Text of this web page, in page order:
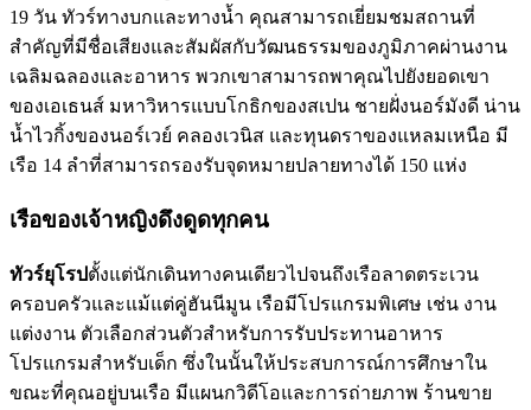
19 วัน ทัวร์ทางบกและทางน้ำ คุณสามารถเยี่ยมชมสถานที่
สำคัญที่มีชื่อเสียงและสัมผัสกับวัฒนธรรมของภูมิภาคผ่านงาน
เฉลิมฉลองและอาหาร พวกเขาสามารถพาคุณไปยังยอดเขา
ของเอเธนส์ มหาวิหารแบบโกธิกของสเปน ชายฝั่งนอร์มังดี น่าน
น้ำไวกิ้งของนอร์เวย์ คลองเวนิส และทุนดราของแหลมเหนือ มี
เรือ 14 ลำที่สามารถรองรับจุดหมายปลายทางได้ 150 แห่ง
เรือของเจ้าหญิงดึงดูดทุกคน
ทัวร์ยุโรปตั้งแต่นักเดินทางคนเดียวไปจนถึงเรือลาดตระเวน
ครอบครัวและแม้แต่คู่ฮันนีมูน เรือมีโปรแกรมพิเศษ เช่น งาน
แต่งงาน ตัวเลือกส่วนตัวสำหรับการรับประทานอาหาร
โปรแกรมสำหรับเด็ก ซึ่งในนั้นให้ประสบการณ์การศึกษาใน
ขณะที่คุณอยู่บนเรือ มีแผนกวิดีโอและการถ่ายภาพ ร้านขาย